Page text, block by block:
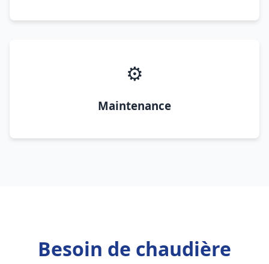
⚙️
Maintenance
Besoin de chaudière